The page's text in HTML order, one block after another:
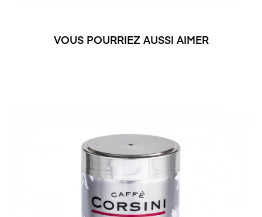
VOUS POURRIEZ AUSSI AIMER